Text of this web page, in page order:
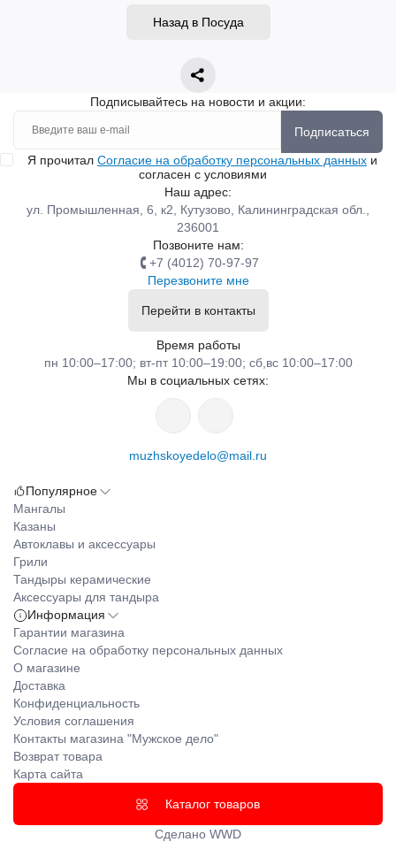
Назад в Посуда
Подписывайтесь на новости и акции:
Подписаться
Я прочитал Согласие на обработку персональных данных и
согласен с условиями
Наш адрес:
ул. Промышленная, 6, к2, Кутузово, Калининградская обл.,
236001
Позвоните нам:
+7 (4012) 70-97-97
Перезвоните мне
Перейти в контакты
Время работы
пн 10:00–17:00; вт-пт 10:00–19:00; сб,вс 10:00–17:00
Мы в социальных сетях:
muzhskoyedelo@mail.ru
Популярное
Мангалы
Казаны
Автоклавы и аксессуары
Грили
Тандыры керамические
Аксессуары для тандыра
Информация
Гарантии магазина
Согласие на обработку персональных данных
О магазине
Доставка
Конфиденциальность
Условия соглашения
Контакты магазина "Мужское дело"
Возврат товара
Карта сайта
Каталог товаров
Сделано WWD